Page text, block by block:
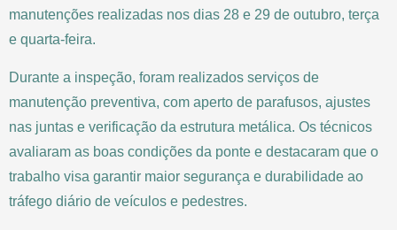
manutenções realizadas nos dias 28 e 29 de outubro, terça
e quarta-feira.
Durante a inspeção, foram realizados serviços de
manutenção preventiva, com aperto de parafusos, ajustes
nas juntas e verificação da estrutura metálica. Os técnicos
avaliaram as boas condições da ponte e destacaram que o
trabalho visa garantir maior segurança e durabilidade ao
tráfego diário de veículos e pedestres.